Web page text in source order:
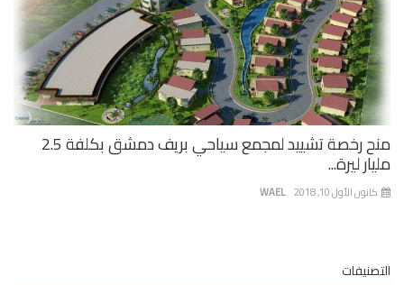
منح رخصة تشييد لمجمع سياحي بريف دمشق بكلفة 2.5
ليرة...
WAEL الأول 10, 2018